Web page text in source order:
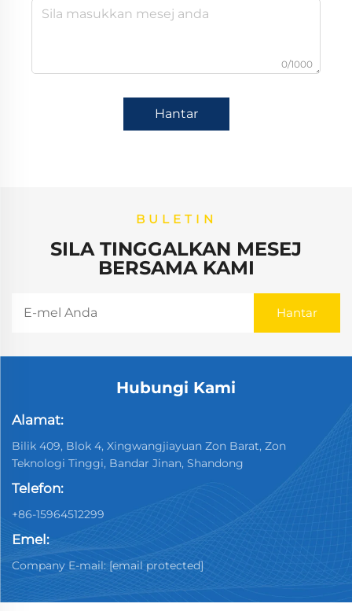
0/1000
Hantar
BULETIN
SILA TINGGALKAN MESEJ
BERSAMA KAMI
Hubungi Kami
Alamat:
Bilik 409, Blok 4, Xingwangjiayuan Zon Barat, Zon
Teknologi Tinggi, Bandar Jinan, Shandong
Telefon:
+86-15964512299
Emel:
Company E-mail: [email protected]